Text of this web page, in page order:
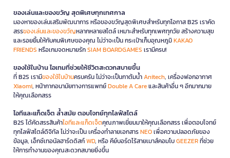
ของเล่นและของขวัญ สุดพิเศษทุกเทศกาล
มองหาของเล่นเสริมพัฒนาการ หรือของขวัญสุดพิเศษสำหรับทุกโอกาส B2S เราคัด
สรรของเล่นและของขวัญหลากหลายสไตล์ เหมาะสำหรับทุกเพศทุกวัย สร้างความสุข
และรอยยิ้มให้กับคนพิเศษของคุณ ไม่ว่าจะเป็น กระเป๋าเก็บอุณหภูมิKAKAO
FRIENDS หรือเกมจดหมายรักSIAM BOARDGAMES เรามีครบ!
ของใช้ในบ้าน ไอเทมที่ช่วยให้ชีวิตสะดวกสบายขึ้น
ที่ B2S เรามีของใช้ในบ้านครบครัน ไม่ว่าจะเป็นกาต้มน้ำAnitech, เครื่องฟอกอากาศ
Xiaomi, หน้ากากอนามัยทางการแพทย์Double A Careและสินค้าอื่น ๆ อีกมากมาย
ให้คุณเลือกสรร
ไอทีและแก็ดเจ็ต ล้ำสมัย ตอบโจทย์ทุกไลฟ์สไตล์
B2S ได้คัดสรรสินค้าไอทีและแก็ดเจ็ตคุณภาพเยี่ยมมาให้คุณเลือกสรร เพื่อตอบโจทย์
ทุกไลฟ์สไตล์ดิจิทัล ไม่ว่าจะเป็น เครื่องทำลายเอกสารNEOเพื่อความปลอดภัยของ
ข้อมูล, เอ็กซ์เทอนัลฮาร์ดดิสก์WD, หรือ คีย์บอร์ดไร้สายเมาส์คอมโบGEEZERที่ช่วย
ให้การทำงานของคุณสะดวกสบายยิ่งขึ้น